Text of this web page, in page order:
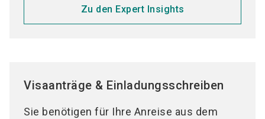
Zu den Expert Insights
Visaanträge & Einladungsschreiben
Sie benötigen für Ihre Anreise aus dem